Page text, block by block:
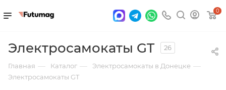
0
Электросамокаты GT 26
Главная — Каталог — Электросамокаты в Донецке —
Электросамокаты GT